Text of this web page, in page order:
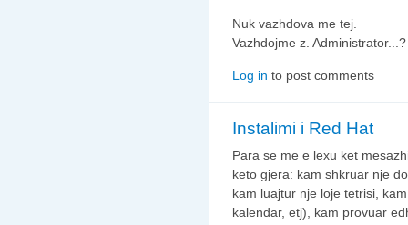
Nuk vazhdova me tej.
Vazhdojme z. Administrator...?
Log in to post comments
Instalimi i Red Hat
Para se me e lexu ket
keto gjera: kam shkruar nje
kam luajtur nje loje tetrisi,
kalendar, etj), kam provuar